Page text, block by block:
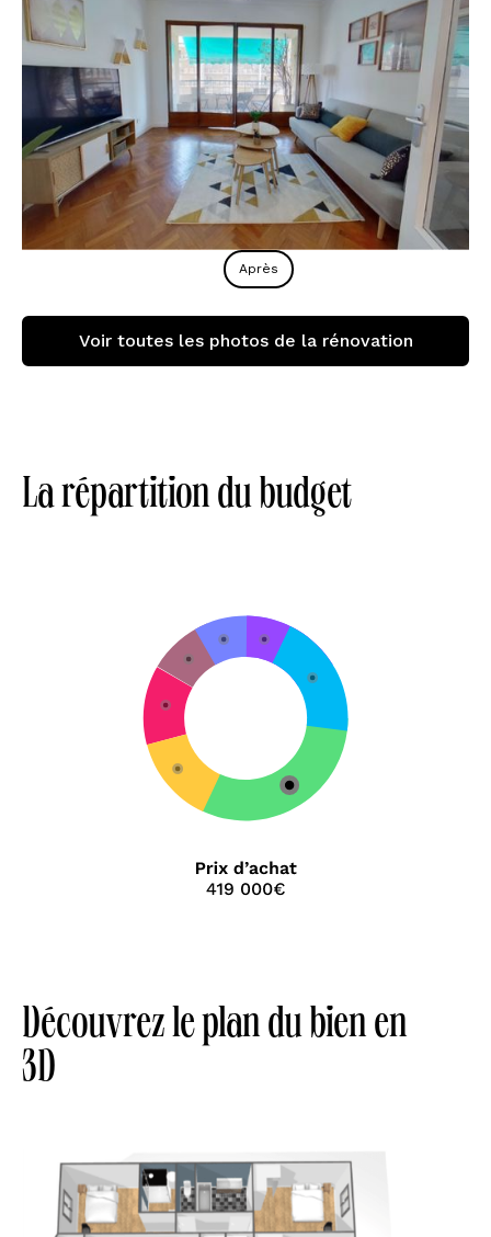
Après
Voir toutes les photos de la rénovation
La répartition du budget
Découvrez le plan du bien en
3D